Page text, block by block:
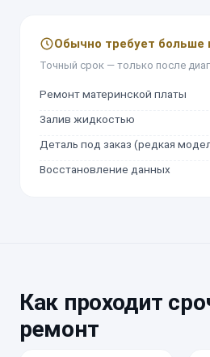
Обычно требует больше
Точный срок — только после
Ремонт материнской платы
Залив жидкостью
Деталь под заказ (редкая
Восстановление данных
Как проходит
ремонт